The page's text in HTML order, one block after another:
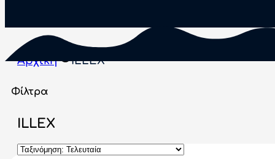
Αρχική ILLEX
Φίλτρα
ILLEX